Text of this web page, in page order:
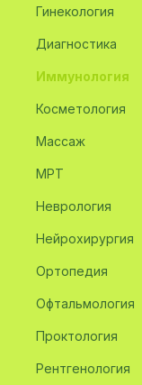
Гинекология
Диагностика
Иммунология
Косметология
Массаж
МРТ
Неврология
Нейрохирургия
Ортопедия
Офтальмология
Проктология
Рентгенология